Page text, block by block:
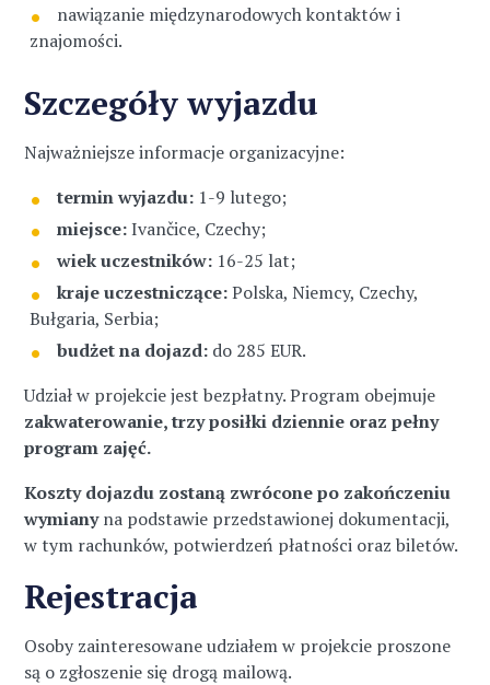
nawiązanie międzynarodowych kontaktów i
znajomości.
Szczegóły wyjazdu
Najważniejsze informacje organizacyjne:
termin wyjazdu: 1-9 lutego;
miejsce:Ivančice, Czechy;
wiek uczestników: 16-25 lat;
kraje uczestniczące:Polska, Niemcy, Czechy,
Bułgaria, Serbia;
budżet na dojazd: do 285 EUR.
Udział w projekcie jest bezpłatny. Program obejmuje
zakwaterowanie, trzy posiłki dziennie oraz pełny
program zajęć.
Koszty dojazdu zostaną zwrócone po zakończeniu
wymianyna podstawie przedstawionej dokumentacji,
w tym rachunków, potwierdzeń płatności oraz biletów.
Rejestracja
Osoby zainteresowane udziałem w projekcie proszone
są o zgłoszenie się drogą mailową.